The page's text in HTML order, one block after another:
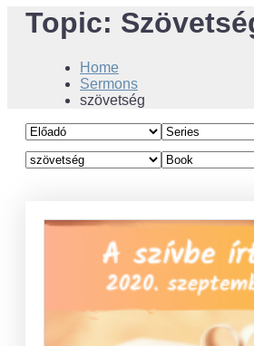
Topic:
Home
Sermons
szövetség